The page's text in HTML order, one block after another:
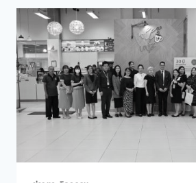
“
ร่วม
กับ
คณะ
พยาบาล
ศาสตร์
จัด
กิจกรรม
“คุย
สบายๆ…
ONE